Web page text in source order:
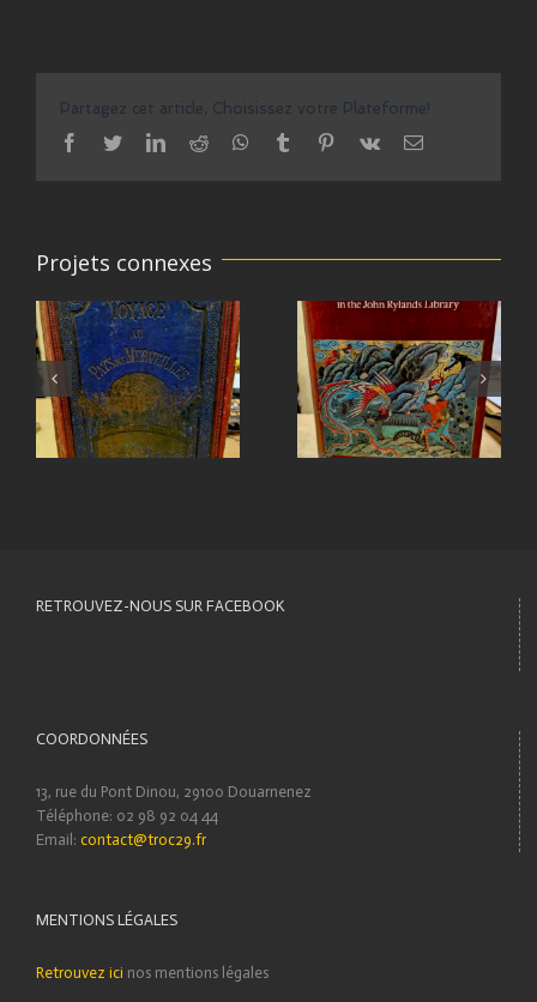
Partagez cet article, Choisissez votre Plateforme!
facebook
twitterlinkedinreddit whatsapptumblr pinterest
vk Email
Projets connexes
RETROUVEZ-NOUS SUR FACEBOOK
COORDONNÉES
13, rue du Pont Dinou, 29100 Douarnenez
Téléphone: 02 98 92 04 44
Email: contact@troc29.fr
MENTIONS LÉGALES
Retrouvez ici nos mentions légales